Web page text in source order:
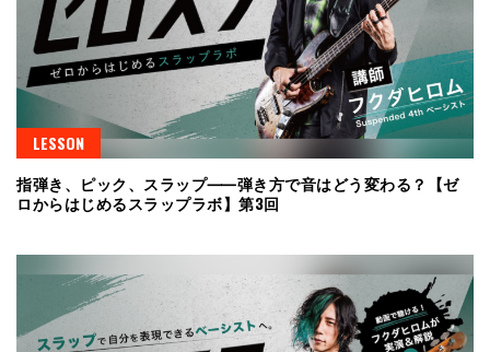
LESSON
指弾き、ピック、スラップ⸺弾き方で音はどう変わる？【ゼ
ロからはじめるスラップラボ】第3回